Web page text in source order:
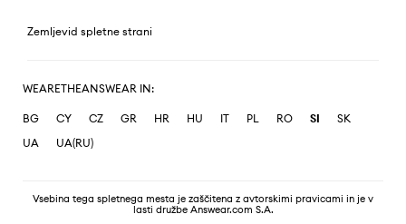
Zemljevid spletne strani
WEARETHEANSWEAR IN:
BG CY CZ GR HR HU IT PL RO SI
SK
UA
UA(RU)
Vsebina tega spletnega mesta je zaščitena z avtorskimi pravicami in je v
lasti družbe Answear.com S.A.